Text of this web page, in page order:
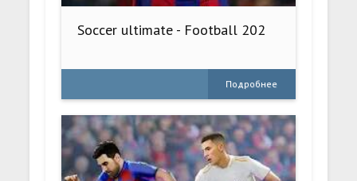
Soccer ultimate - Football 202
Подробнее